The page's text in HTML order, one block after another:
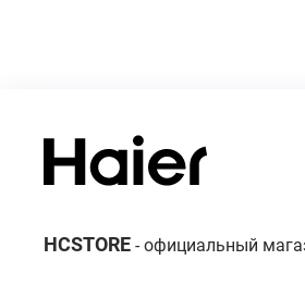
HCSTORE - официальный